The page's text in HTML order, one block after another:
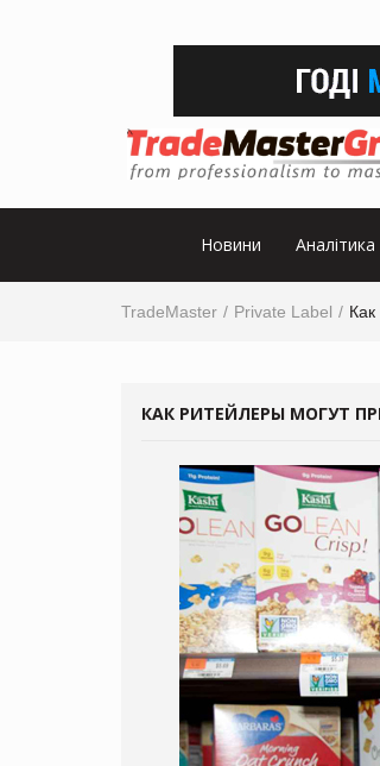
Новини Аналітика
TradeMaster Private Label
КАК РИТЕЙЛЕРЫ МОГУТ